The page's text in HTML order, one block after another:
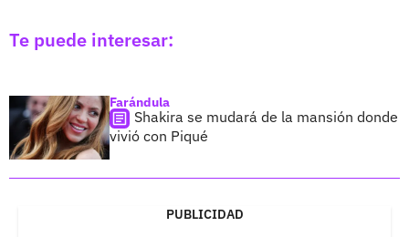
Te puede interesar:
Farándula
Shakira se mudará de la mansión donde
vivió con Piqué
PUBLICIDAD